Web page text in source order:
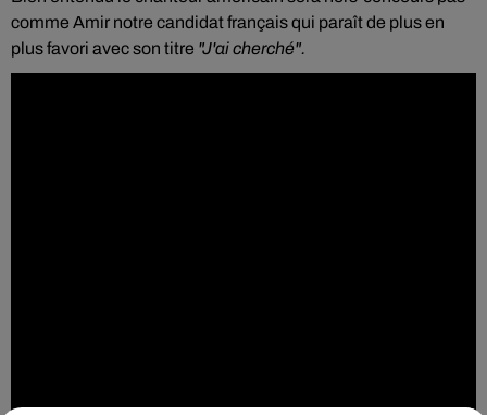
comme Amir notre candidat français qui paraît de plus en
plus favori avec son titre "J'ai cherché".